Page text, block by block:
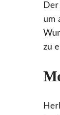
um
zu